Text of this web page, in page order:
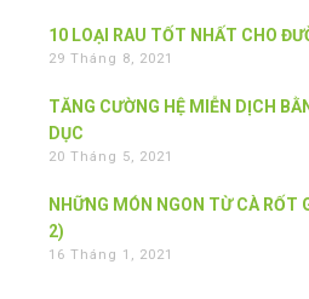
10 LOẠI RAU TỐT NHẤT CHO
29 Tháng 8, 2021
TĂNG CƯỜNG HỆ MIỄN DỊCH
DỤC
20 Tháng 5, 2021
NHỮNG MÓN NGON TỪ CÀ RỐT
2)
16 Tháng 1, 2021